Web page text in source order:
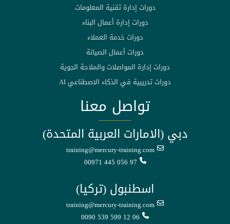
دورات إدارة تقنية المعلومات
دورات إدارة أعمال البناء
دورات خدمة العملاء
دورات أعمال الصيانة
دورات إدارة المواصلات والملاحة الجوية
دورات تدريبية في الذكاء الاصطناعي AI
تواصل معنا
دبي (الامارات العربية المتحدة)
training@mercury-training.com
00971 445 056 97
اسطنبول (تركيا)
training@mercury-training.com
0090 539 599 12 06